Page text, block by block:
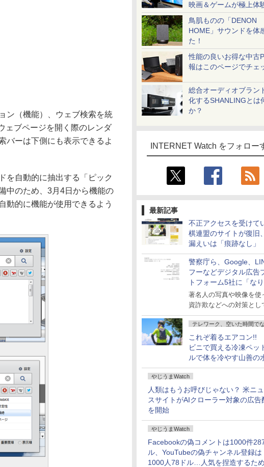
映画＆ゲームが極上体
鳥肌ものの「DENON
HOME」サウンドを体
た！
性能の良いお得な中古
報はこのページでチェ
総合オーディオブラン
化するSHANLINGとは
か？
INTERNET Watch をフォロー
最新記事
不正アクセスを受けて
棋連盟のサイトが復旧
漏えいは「痕跡なし」
警察庁ら、Google、
フーなどデジタル広告
トフォーム5社に「なり
し詐欺広告」対策強化
著名人の写真や映像を使
資詐欺などへの対策とし
テレワーク、空いた時間で
これぞ着るエアコン!!
ビニで買える冷凍ペッ
ルで体を冷やす山善の
ストがロードバイクに
どいい【ぼっち・ざ・
ど！その14】
やじうまWatch
人類はもうお呼びじゃない？ 米ニ
スサイトがAIクローラー対象の広告
を開始
やじうまWatch
Facebookの偽コメントは1000件
ル、YouTubeの偽チャンネル登録は
1000人78ドル…人気を捏造するため
ン（機能）、ウェブ検索を統
ェブページを開く際のレンダ
バーは下側にも表示できるよ
を自動的に抽出する「ピック
中のため、3月4日から機能の
動的に機能が使用できるよう